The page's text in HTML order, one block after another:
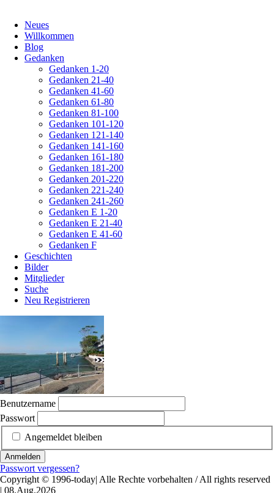
überspringen
Neues
Willkommen
Blog
Gedanken
Gedanken 1-20
Gedanken 21-40
Gedanken 41-60
Gedanken 61-80
Gedanken 81-100
Gedanken 101-120
Gedanken 121-140
Gedanken 141-160
Gedanken 161-180
Gedanken 181-200
Gedanken 201-220
Gedanken 221-240
Gedanken 241-260
Gedanken E 1-20
Gedanken E 21-40
Gedanken E 41-60
Gedanken F
Geschichten
Bilder
Mitglieder
Suche
Neu Registrieren
Benutzername
Passwort
Angemeldet bleiben
Anmelden
Passwort vergessen?
Copyright © 1996-today| Alle Rechte vorbehalten / All rights reserved
| 08.Aug.2026